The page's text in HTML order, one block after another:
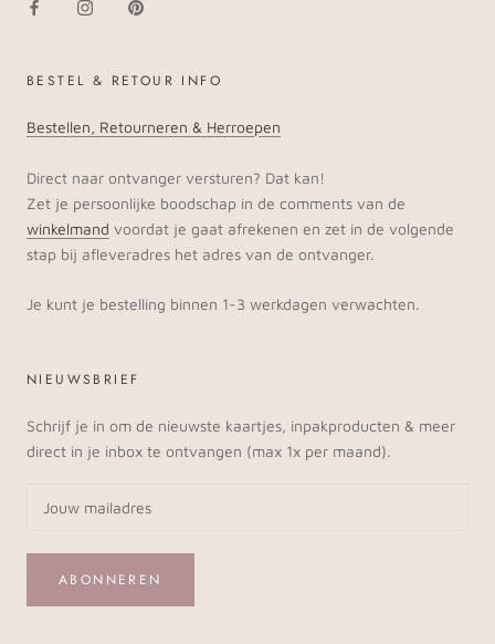
BESTEL & RETOUR INFO
Bestellen, Retourneren & Herroepen
Direct naar ontvanger versturen? Dat kan!
Zet je persoonlijke boodschap in de comments van de
winkelmand voordat je gaat afrekenen en zet in de volgende
stap bij afleveradres het adres van de ontvanger.
Je kunt je bestelling binnen 1-3 werkdagen verwachten.
NIEUWSBRIEF
Schrijf je in om de nieuwste kaartjes, inpakproducten & meer
direct in je inbox te ontvangen (max 1x per maand).
ABONNEREN